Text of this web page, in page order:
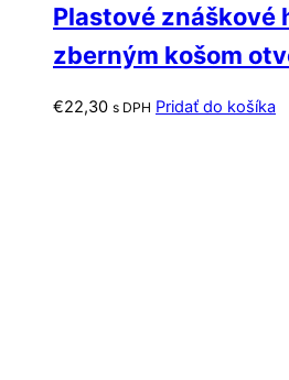
Plastové znáškové
zberným košom
€22,30 s DPH Pridať do košíka